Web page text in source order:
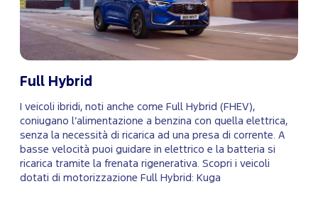
Full Hybrid
I veicoli ibridi, noti anche come Full Hybrid (FHEV),
coniugano l’alimentazione a benzina con quella elettrica,
senza la necessità di ricarica ad una presa di corrente. A
basse velocità puoi guidare in elettrico e la batteria si
ricarica tramite la frenata rigenerativa. Scopri i veicoli
dotati di motorizzazione Full Hybrid: Kuga